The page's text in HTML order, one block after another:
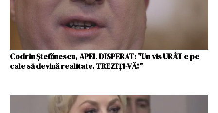
Codrin Ştefănescu, APEL DISPERAT: "Un vis URÂT e pe
cale să devină realitate. TREZIŢI-VĂ!"